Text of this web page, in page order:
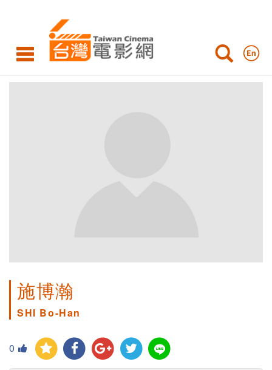
施博瀚
SHI Bo-Han
0